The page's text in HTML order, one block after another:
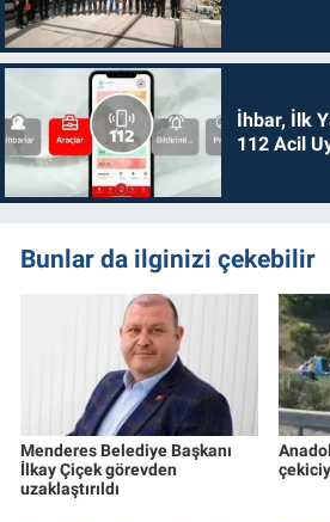
İhbar, İlk
112 Acil
Bunlar da ilginizi çekebilir
Menderes Belediye Başkanı
İlkay Çiçek görevden
uzaklaştırıldı